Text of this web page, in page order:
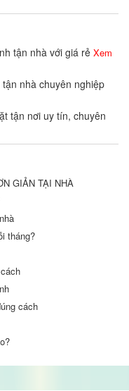
tận nhà với giá rẻ Xem
nhà chuyên nghiệp
tận nơi uy tín, chuyên
GIẢN TẠI NHÀ
tháng?
cách